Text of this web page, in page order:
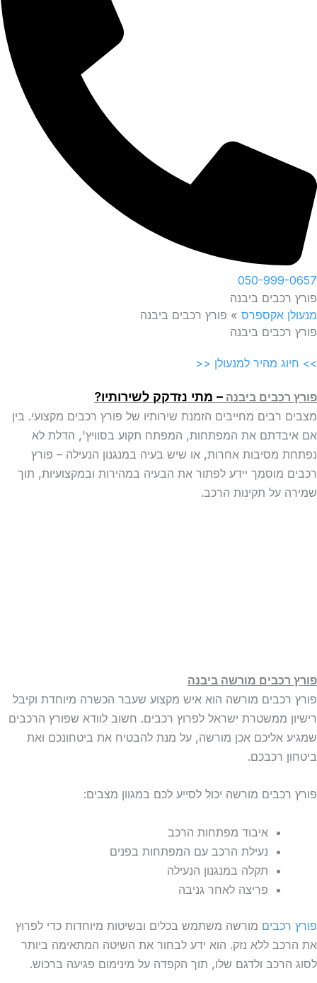
050-999-0657
פורץ רכבים ביבנה
מנעולן אקספרס » פורץ רכבים ביבנה
פורץ רכבים ביבנה
>> חיוג מהיר למנעולן <<
פורץ רכבים ביבנה – מתי נזדקק לשירותיו?
מצבים רבים מחייבים הזמנת שירותיו של פורץ רכבים מקצועי. בין
אם איבדתם את המפתחות, המפתח תקוע בסוויץ', הדלת לא
נפתחת מסיבות אחרות, או שיש בעיה במנגנון הנעילה – פורץ
רכבים מוסמך יידע לפתור את הבעיה במהירות ובמקצועיות, תוך
שמירה על תקינות הרכב.
פורץ רכבים מורשה ביבנה
פורץ רכבים מורשה הוא איש מקצוע שעבר הכשרה מיוחדת וקיבל
רישיון ממשטרת ישראל לפרוץ רכבים. חשוב לוודא שפורץ הרכבים
שמגיע אליכם אכן מורשה, על מנת להבטיח את ביטחונכם ואת
ביטחון רכבכם.
פורץ רכבים מורשה יכול לסייע לכם במגוון מצבים:
איבוד מפתחות הרכב
נעילת הרכב עם המפתחות בפנים
תקלה במנגנון הנעילה
פריצה לאחר גניבה
פורץ רכבים מורשה משתמש בכלים ובשיטות מיוחדות כדי לפרוץ
את הרכב ללא נזק. הוא ידע לבחור את השיטה המתאימה ביותר
לסוג הרכב ולדגם שלו, תוך הקפדה על מינימום פגיעה ברכוש.